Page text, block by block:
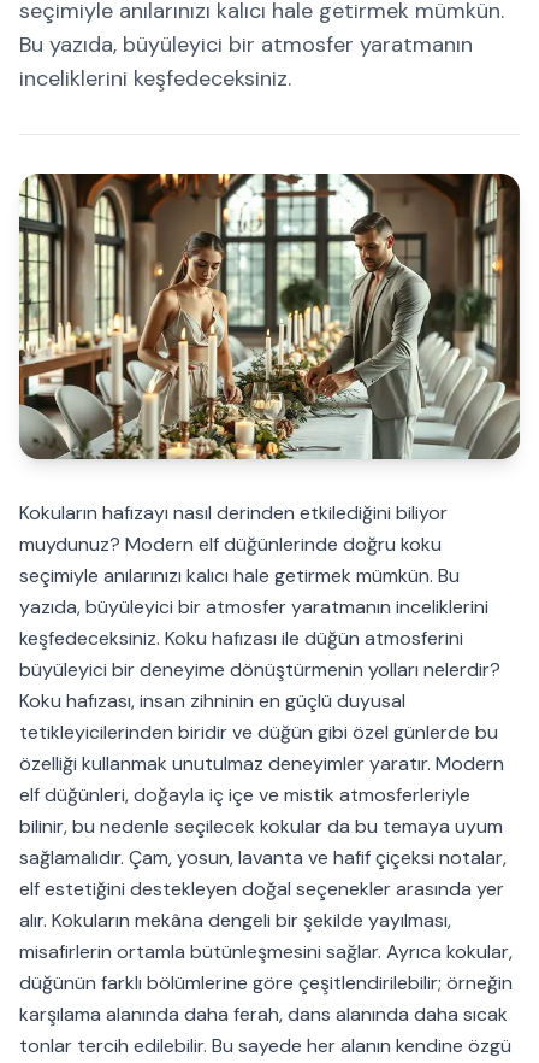
seçimiyle anılarınızı kalıcı hale getirmek mümkün.
Bu yazıda, büyüleyici bir atmosfer yaratmanın
inceliklerini keşfedeceksiniz.
Kokuların hafızayı nasıl derinden etkilediğini biliyor
muydunuz? Modern elf düğünlerinde doğru koku
seçimiyle anılarınızı kalıcı hale getirmek mümkün. Bu
yazıda, büyüleyici bir atmosfer yaratmanın inceliklerini
keşfedeceksiniz. Koku hafızası ile düğün atmosferini
büyüleyici bir deneyime dönüştürmenin yolları nelerdir?
Koku hafızası, insan zihninin en güçlü duyusal
tetikleyicilerinden biridir ve düğün gibi özel günlerde bu
özelliği kullanmak unutulmaz deneyimler yaratır. Modern
elf düğünleri, doğayla iç içe ve mistik atmosferleriyle
bilinir, bu nedenle seçilecek kokular da bu temaya uyum
sağlamalıdır. Çam, yosun, lavanta ve hafif çiçeksi notalar,
elf estetiğini destekleyen doğal seçenekler arasında yer
alır. Kokuların mekâna dengeli bir şekilde yayılması,
misafirlerin ortamla bütünleşmesini sağlar. Ayrıca kokular,
düğünün farklı bölümlerine göre çeşitlendirilebilir; örneğin
karşılama alanında daha ferah, dans alanında daha sıcak
tonlar tercih edilebilir. Bu sayede her alanın kendine özgü